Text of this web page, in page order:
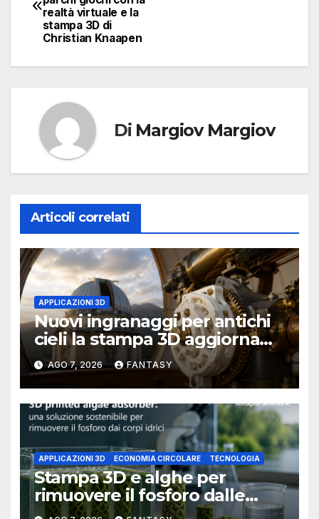
articoli
realtà virtuale e la
stampa 3D di
Christian Knaapen
Di Margiov Margiov
Articoli correlati
APPLICAZIONI 3D
Nuovi ingranaggi per antichi
cieli la stampa 3D aggiorna
un osservatorio del 1930 della
University of Arkansas at
Little Rock
AGO 7, 2026 FANTASY
APPLICAZIONI 3D ECONOMIA CIRCOLARE TECNOLOGIA
Stampa 3D e alghe per
rimuovere il fosforo dalle
acque il progetto della